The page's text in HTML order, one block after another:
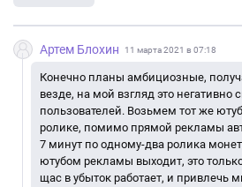
Артем Блохин 11 марта 2021 в 07:18
Конечно планы амбициозные,
везде, на мой взгляд это негативно
пользователей. Возьмем тот же
ролике, помимо прямой рекламы
7 минут по одному-два ролика
ютубом рекламы выходит, это
щас в убыток работает, и привлечь